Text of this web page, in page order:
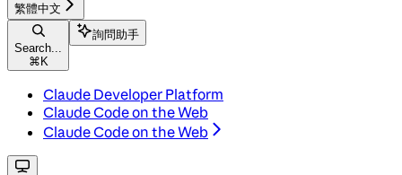
繁體中文
Search...
⌘ K
詢問助手
Claude Developer Platform
Claude Code on the Web
Claude Code on the Web